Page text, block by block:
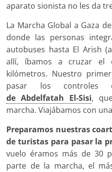
aparato sionista no les da
La Marcha Global a Gaza
donde las personas
autobuses hasta El Arish
allí, íbamos a cruzar el
kilómetros. Nuestro
pasar los controles
deAbdelfatah El-Sisi,
marcha. Viajábamos con
Preparamos nuestras
de turistas para pasar la
vuelo éramos más de 30
parte de la marcha, el